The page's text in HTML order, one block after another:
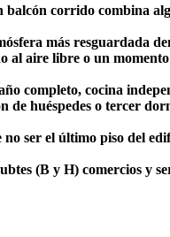
balcón corrido combina
más resguardada
al aire libre o un
completo, cocina
de huéspedes o tercer
ser el último piso del
(B y H) comercios y